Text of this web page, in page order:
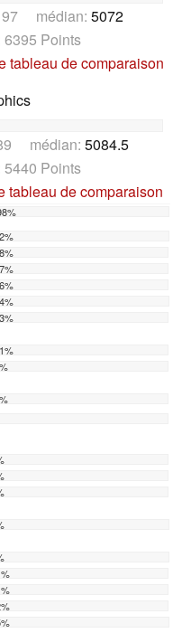
médian: 5072
Points
tableau de comparaison
médian: 5084.5
Points
tableau de comparaison